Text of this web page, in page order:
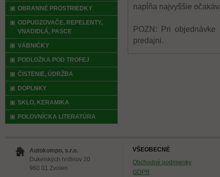
napĺňa najvyššie
POZN: Pri
predajni.
OBRANNÉ PROSTRIEDKY
ODPUDZOVAČE, REPELENTY,
VNADIDLÁ, PASCE
VÁBNIČKY
PODLOŽKA POD TROFEJ
ČISTENIE, ÚDRŽBA
DOPLNKY
SKLO, KERAMIKA
POĽOVNÍCKA LITERATÚRA
Autokompo, s.r.o.
Dukelských hrdinov 20
960 01 Zvolen
VŠEOBECNÉ
Obchodné podmienky
GDPR